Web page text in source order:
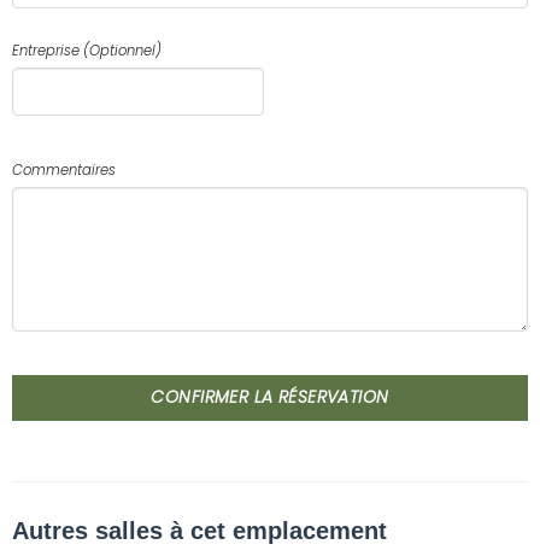
Entreprise (Optionnel)
Commentaires
CONFIRMER LA RÉSERVATION
Autres salles à cet emplacement